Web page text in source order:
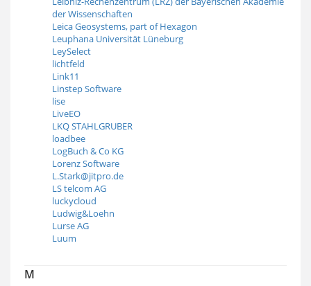
der Wissenschaften
Leica Geosystems, part of Hexagon
Leu­pha­na Uni­ver­sität Lüne­burg
LeySelect
lichtfeld
Link11
Linstep Software
lise
LiveEO
LKQ STAHLGRUBER
loadbee
LogBuch & Co KG
Lorenz Software
L.Stark@jitpro.de
LS telcom AG
luckycloud
Ludwig&Loehn
Lurse AG
Luum
M